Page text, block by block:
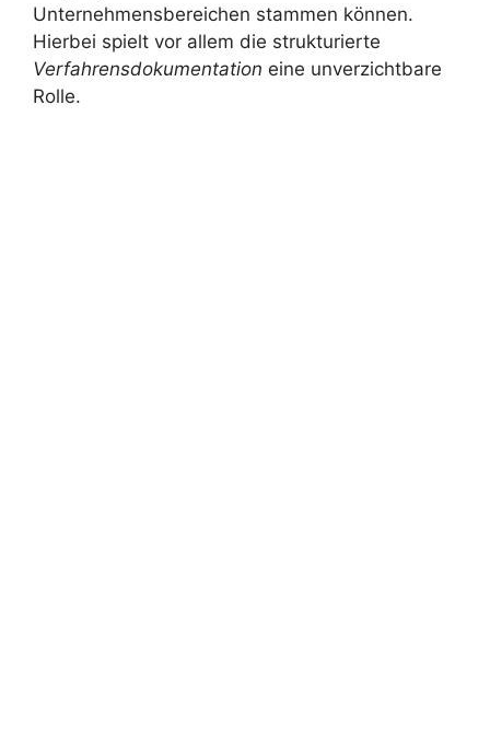
Unternehmensbereichen stammen können.
Hierbei spielt vor allem die strukturierte
Verfahrensdokumentation eine unverzichtbare
Rolle.